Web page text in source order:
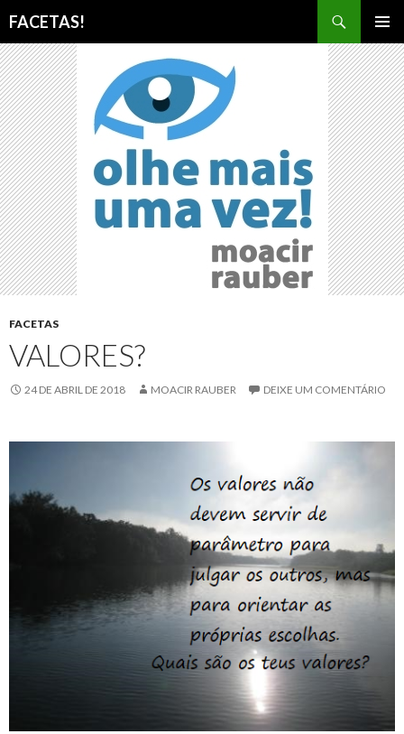
FACETAS!
MENU
PARA
O
CONTEÚDO
FACETAS
VALORES?
24 DE ABRIL DE 2018 MOACIR RAUBER DEIXE UM COMENTÁRIO